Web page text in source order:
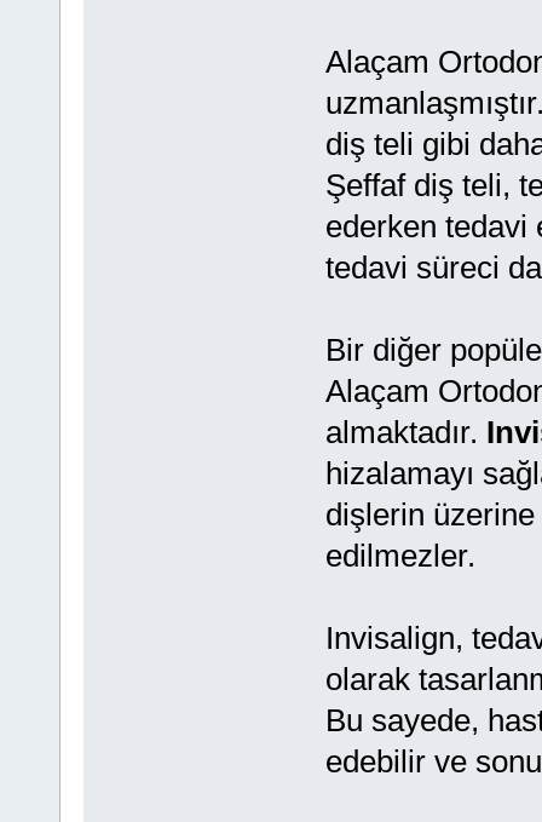
Alaçam
diş teli gibi
Şeffaf diş teli,
ederken tedavi
tedavi süreci
Bir diğer
Alaçam
almaktadır.
hizalamayı
dişlerin üzerine
edilmezler.
Invisalign,
olarak
Bu sayede,
edebilir ve